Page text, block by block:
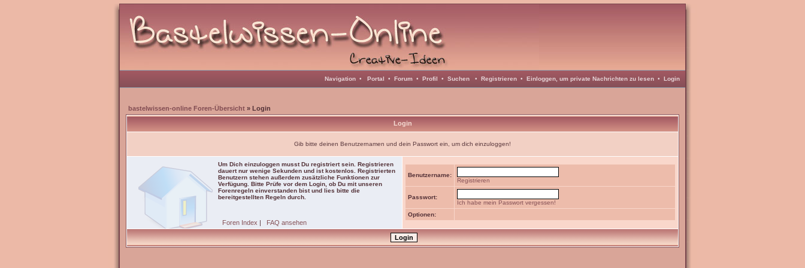
Navigation • Portal • Forum • Profil • Suchen • Registrieren • Einloggen, um private Nachrichten zu lesen • Login
bastelwissen-online Foren-Übersicht » Login
Login
Gib bitte deinen Benutzernamen und dein Passwort ein, um dich einzuloggen!
Um Dich einzuloggen musst Du registriert sein. Registrieren
dauert nur wenige Sekunden und ist kostenlos. Registrierten
Benutzern stehen außerdem zusätzliche Funktionen zur
Verfügung. Bitte Prüfe vor dem Login, ob Du mit unseren
Forenregeln einverstanden bist und lies bitte die
bereitgestellten Regeln durch.
Foren Index | FAQ ansehen
Benutzername:
Registrieren
Passwort:
Ich habe mein Passwort vergessen!
Optionen: